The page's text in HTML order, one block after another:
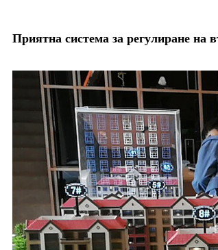
Приятна система за регулиране